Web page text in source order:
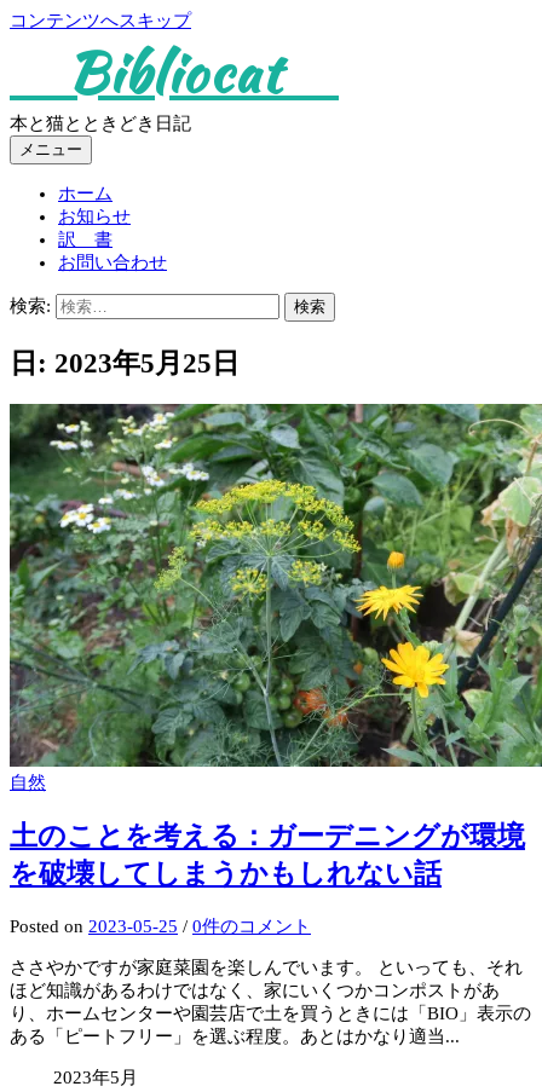
コンテンツへスキップ
Bibliocat
本と猫とときどき日記
メニュー
ホーム
お知らせ
訳 書
お問い合わせ
検索:
日: 2023年5月25日
自然
土のことを考える：ガーデニングが環境
を破壊してしまうかもしれない話
Posted on 2023-05-25 / 0件のコメント
ささやかですが家庭菜園を楽しんでいます。 といっても、それ
ほど知識があるわけではなく、家にいくつかコンポストがあ
り、ホームセンターや園芸店で土を買うときには「BIO」表示の
ある「ピートフリー」を選ぶ程度。あとはかなり適当...
2023年5月